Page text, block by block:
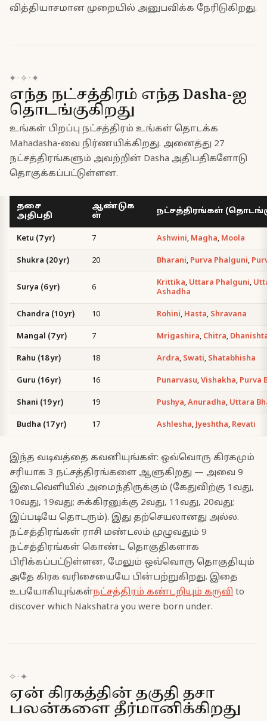
வித்தியாசமான முறையில் அனுபவிக்க நேரிடுகிறது.
✦ · ✧ · ✦
எந்த நட்சத்திரம் எந்த Dasha-ஐ
தொடங்குகிறது
உங்கள் பிறப்பு நட்சத்திரம் உங்கள் தொடக்க
Mahadasha-வை நிர்ணயிக்கிறது. அனைத்து 27
நட்சத்திரங்களும் அவற்றின் Dasha அதிபதிகளோடு
தொகுக்கப்பட்டுள்ளன.
தசை
அதிபதி
ஆண்டுக
ள்
நட்சத்திரங்கள்
Ketu (7 yr) 7 Ashwini, Magha, Moola
Shukra (20 yr) 20 Bharani, Purva Phalguni,
Surya (6 yr) 6 Krittika, Uttara Phalguni,
Ashadha
Chandra (10 yr) 10 Rohini, Hasta, Shravana
Mangal (7 yr) 7 Mrigashira, Chitra,
Rahu (18 yr) 18 Ardra, Swati, Shatabhisha
Guru (16 yr) 16 Punarvasu,Vishakha, Purva
Shani (19 yr) 19 Pushya,Anuradha, Uttara
Budha (17 yr) 17 Ashlesha,Jyeshtha, Revati
இந்த வடிவத்தை கவனியுங்கள்: ஒவ்வொரு கிரகமும்
சரியாக 3 நட்சத்திரங்களை ஆளுகிறது — அவை 9
இடைவெளியில் அமைந்திருக்கும் (கேதுவிற்கு 1வது,
10வது, 19வது; சுக்கிரனுக்கு 2வது, 11வது, 20வது;
இப்படியே தொடரும்). இது தற்செயலானது அல்ல.
நட்சத்திரங்கள் ராசி மண்டலம் முழுவதும் 9
நட்சத்திரங்கள் கொண்ட தொகுதிகளாக
பிரிக்கப்பட்டுள்ளன, மேலும் ஒவ்வொரு தொகுதியும்
அதே கிரக வரிசையையே பின்பற்றுகிறது. இதை
உபயோகியுங்கள்நட்சத்திரம் கண்டறியும் கருவி to
discover which Nakshatra you were born under.
✧ · ✦
ஏன் கிரகத்தின் தகுதி தசா
பலன்களை தீர்மானிக்கிறது